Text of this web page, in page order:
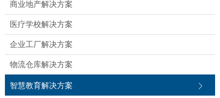
商业地产解决方案
医疗学校解决方案
企业工厂解决方案
物流仓库解决方案
智慧教育解决方案